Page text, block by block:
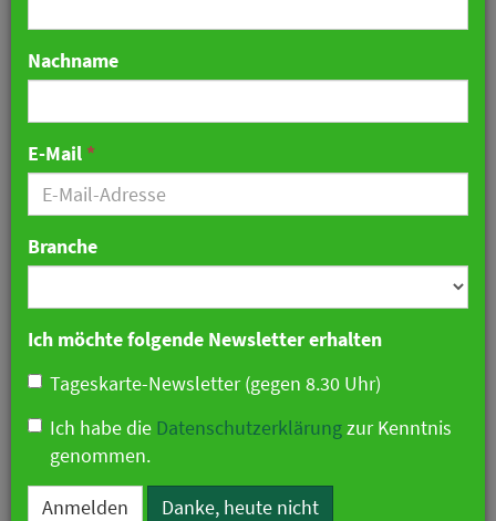
Four Seasons erweitert
Portfolio in Japan
01. August 2024 10:58 Uhr| Hotellerie
Four Seasons erweitert Portfolio in Japan
Nachname
E-Mail *
Branche
Ich möchte folgende Newsletter erhalten
Tageskarte-Newsletter (gegen 8.30 Uhr)
Ich habe die Datenschutzerklärungzur Kenntnis
genommen.
Anmelden Danke, heute nicht